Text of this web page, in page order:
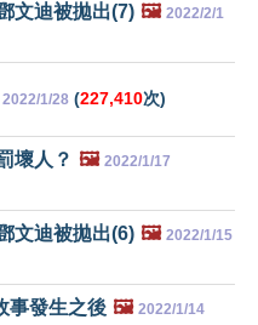
文迪被拋出(7) 🖼️ 2022/2/1
2022/1/28 (227,410次)
壞人？ 🖼️ 2022/1/17
文迪被拋出(6) 🖼️ 2022/1/15
事發生之後 🖼️ 2022/1/14